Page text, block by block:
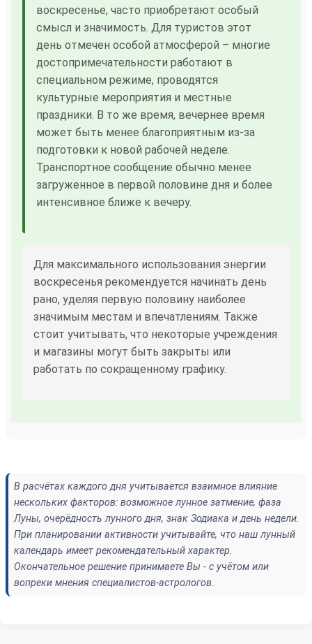
воскресенье, часто приобретают особый
смысл и значимость. Для туристов этот
день отмечен особой атмосферой – многие
достопримечательности работают в
специальном режиме, проводятся
культурные мероприятия и местные
праздники. В то же время, вечернее время
может быть менее благоприятным из-за
подготовки к новой рабочей неделе.
Транспортное сообщение обычно менее
загруженное в первой половине дня и более
интенсивное ближе к вечеру.
Для максимального использования энергии
воскресенья рекомендуется начинать день
рано, уделяя первую половину наиболее
значимым местам и впечатлениям. Также
стоит учитывать, что некоторые учреждения
и магазины могут быть закрыты или
работать по сокращенному графику.
В расчётах каждого дня учитывается взаимное влияние
нескольких факторов: возможное лунное затмение, фаза
Луны, очерёдность лунного дня, знак Зодиака и день недели.
При планировании активности учитывайте, что наш лунный
календарь имеет рекомендательный характер.
Окончательное решение принимаете Вы - с учётом или
вопреки мнения специалистов-астрологов.